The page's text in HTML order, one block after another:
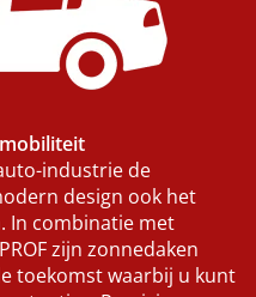
industrie de
design ook het
In combinatie met
zijn zonnedaken
toekomst waarbij u kunt